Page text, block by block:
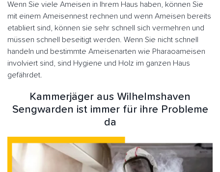
Wenn Sie viele Ameisen in Ihrem Haus haben, können Sie
mit einem Ameisennest rechnen und wenn Ameisen bereits
etabliert sind, können sie sehr schnell sich vermehren und
müssen schnell beseitigt werden. Wenn Sie nicht schnell
handeln und bestimmte Ameisenarten wie Pharaoameisen
involviert sind, sind Hygiene und Holz im ganzen Haus
gefährdet.
Kammerjäger aus Wilhelmshaven
Sengwarden ist immer für ihre Probleme
da